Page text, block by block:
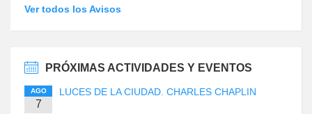
Ver todos los Avisos
PRÓXIMAS ACTIVIDADES Y EVENTOS
AGO
7
LUCES DE LA CIUDAD. CHARLES CHAPLIN